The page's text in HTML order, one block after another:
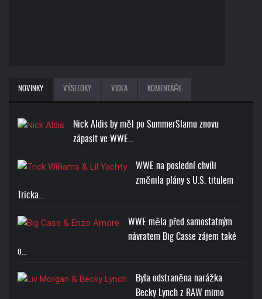
ROMAN REIGNS ONE AND
T-SHIRT
Cena: 1773-Kč
NOVINKY VÝSLEDKY VIDEA KOMENTÁŘE
Nick Aldis by měl po SummerSlamu znovu
zápasit ve WWE…
WWE na poslední chvíli
změnila plány s U.S. titulem
Tricka…
WWE měla před samostatným
návratem Big Casse zájem také
o…
Byla odstraněna narážka
Becky Lynch z RAW mimo